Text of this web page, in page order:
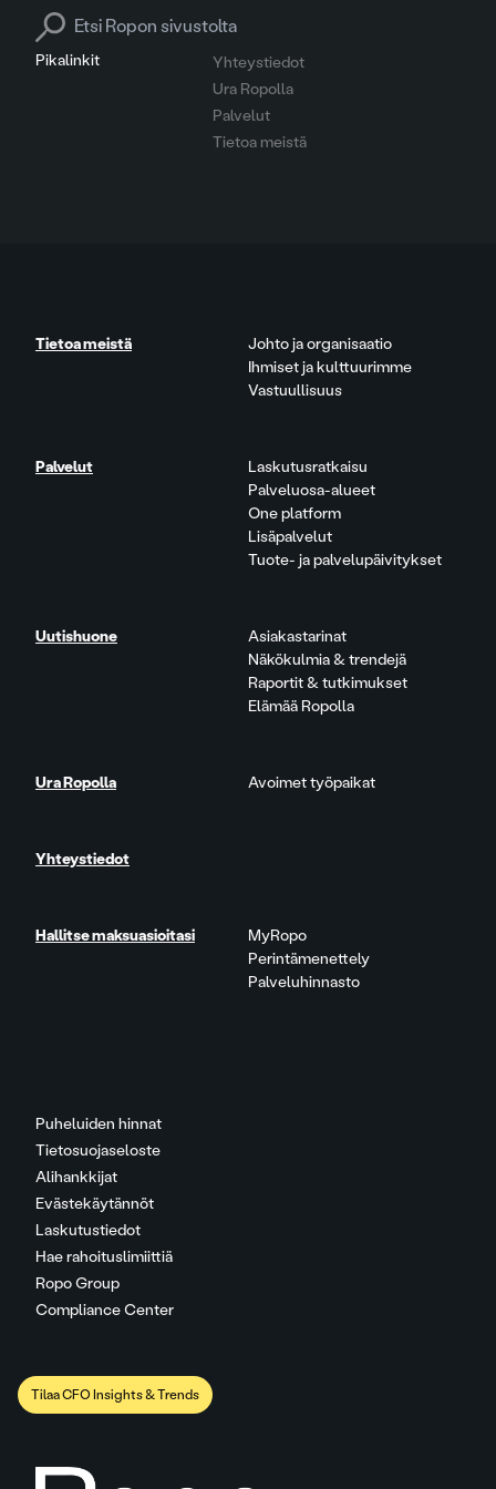
Pikalinkit
Yhteystiedot
Ura Ropolla
Palvelut
Tietoa meistä
Search for:
Puheluiden hinnat
Tietosuojaseloste
Alihankkijat
Evästekäytännöt
Laskutustiedot
Hae rahoituslimiittiä
Ropo Group
Compliance Center
Tietoa meistä
Johto ja organisaatio
Ihmiset ja kulttuurimme
Vastuullisuus
Palvelut
Laskutusratkaisu
Palveluosa-alueet
One platform
Lisäpalvelut
Tuote- ja palvelupäivitykset
Uutishuone
Asiakastarinat
Näkökulmia & trendejä
Raportit & tutkimukset
Elämää Ropolla
Ura Ropolla Avoimet työpaikat
Yhteystiedot
Hallitse maksuasioitasi
MyRopo
Perintämenettely
Palveluhinnasto
Tilaa CFO Insights & Trends